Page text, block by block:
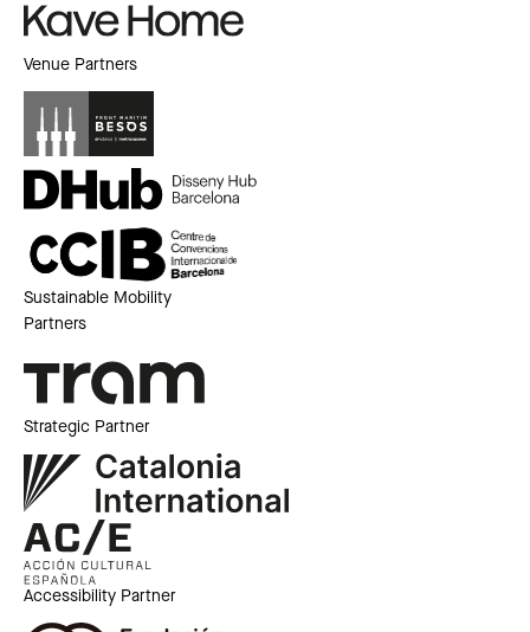
Venue Partners
Sustainable Mobility
Partners
Strategic Partner
Accessibility Partner